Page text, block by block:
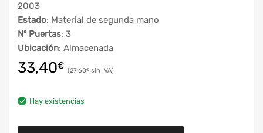
2003
Estado: Material de segunda mano
Nº Puertas: 3
Ubicación: Almacenada
33,40€ 27,60€
Hay existencias